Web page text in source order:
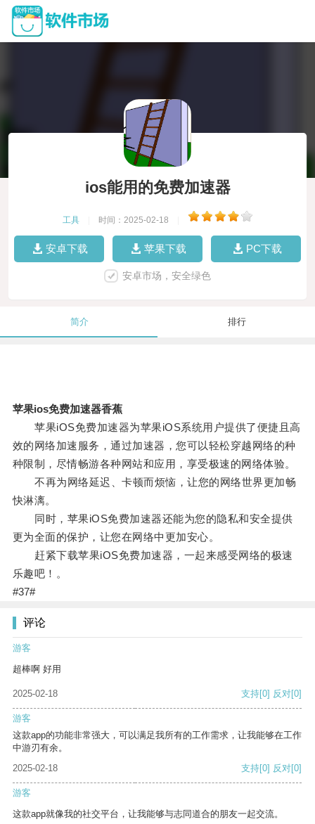
ios能用的免费加速器
工具 时间：2025-02-18
安卓下载 苹果下载 PC下载
安卓市场，安全绿色
简介 排行
苹果ios免费加速器香蕉
苹果iOS免费加速器为苹果iOS系统用户提供了便捷且高
效的网络加速服务，通过加速器，您可以轻松穿越网络的种
种限制，尽情畅游各种网站和应用，享受极速的网络体验。
不再为网络延迟、卡顿而烦恼，让您的网络世界更加畅
快淋漓。
同时，苹果iOS免费加速器还能为您的隐私和安全提供
更为全面的保护，让您在网络中更加安心。
赶紧下载苹果iOS免费加速器，一起来感受网络的极速
乐趣吧！。
#37#
评论
游客
超棒啊 好用
2025-02-18 支持[0] 反对[0]
游客
这款app的功能非常强大，可以满足我所有的工作需求，让我能够在工作
中游刃有余。
2025-02-18
支持[0] 反对[0]
游客
这款app就像我的社交平台，让我能够与志同道合的朋友一起交流。